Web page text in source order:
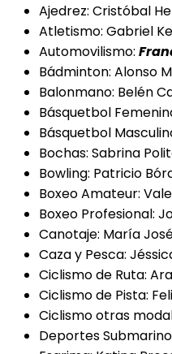
Ajedrez: Cristóbal
Atletismo: Gabriel
Automovilismo:
Bádminton: Alonso
Balonmano: Belén
Básquetbol
Básquetbol
Bochas: Sabrina
Bowling: Patricio
Boxeo Amateur:
Boxeo Profesional:
Canotaje: María
Caza y Pesca:
Ciclismo de Ruta:
Ciclismo de Pista:
Ciclismo otras
Deportes